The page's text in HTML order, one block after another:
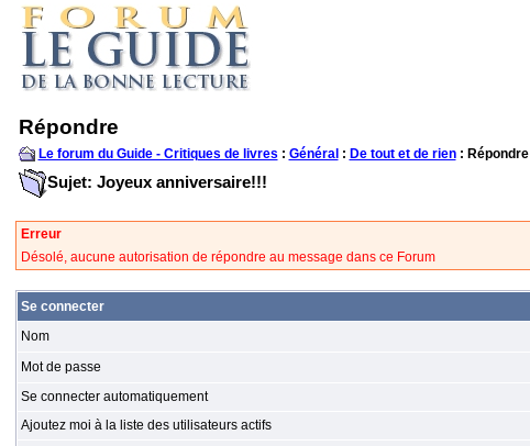
Répondre
Le forum du Guide - Critiques de livres : Général : De tout et de rien: Répondre
Sujet: Joyeux anniversaire!!!
Erreur
Désolé, aucune autorisation de répondre au message dans ce Forum
Se connecter
Nom
Mot de passe
Se connecter automatiquement
Ajoutez moi à la liste des utilisateurs actifs